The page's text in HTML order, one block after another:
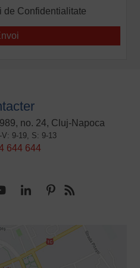
de Confidentialitate
no. 24, Cluj-Napoca
V: 9-19, S: 9-13
644 644